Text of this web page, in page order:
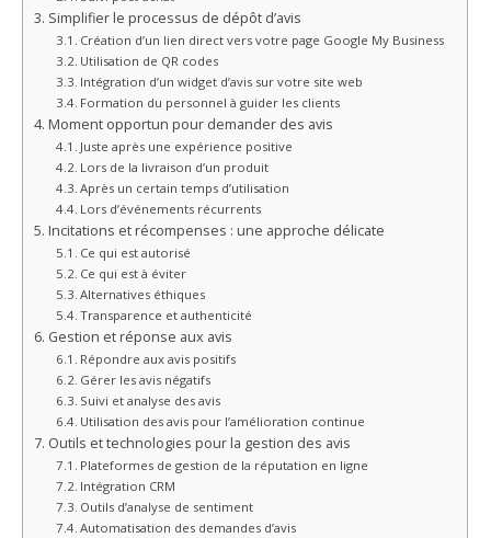
Simplifier le processus de dépôt d’avis
Création d’un lien direct vers votre page Google My Business
Utilisation de QR codes
Intégration d’un widget d’avis sur votre site web
Formation du personnel à guider les clients
Moment opportun pour demander des avis
Juste après une expérience positive
Lors de la livraison d’un produit
Après un certain temps d’utilisation
Lors d’événements récurrents
Incitations et récompenses : une approche délicate
Ce qui est autorisé
Ce qui est à éviter
Alternatives éthiques
Transparence et authenticité
Gestion et réponse aux avis
Répondre aux avis positifs
Gérer les avis négatifs
Suivi et analyse des avis
Utilisation des avis pour l’amélioration continue
Outils et technologies pour la gestion des avis
Plateformes de gestion de la réputation en ligne
Intégration CRM
Outils d’analyse de sentiment
Automatisation des demandes d’avis